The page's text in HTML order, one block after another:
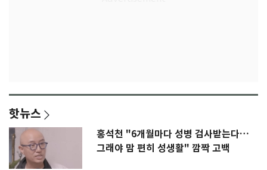
핫뉴스
홍석천 "6개월마다 성병 검사받는다…
그래야 맘 편히 성생활" 깜짝 고백